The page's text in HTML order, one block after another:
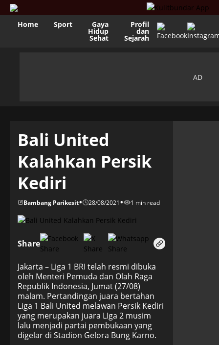
Home Sport Gaya
Hidup
Sehat
Profil
dan
Sejarah
Bali United
Kalahkan Persik
Kediri
Bambang Parikesit• 28/08/2021• 1 min read
Share
Jakarta – Liga 1 BRI telah resmi dibuka
oleh Menteri Pemuda dan Olah Raga
Republik Indonesia, Jumat (27/08)
malam. Pertandingan juara bertahan
Liga 1 Bali United melawan Persik Kediri
yang merupakan juara LIga 2 musim
lalu menjadi partai pembukaan yang
digelar di Stadion Gelora Bung Karno.